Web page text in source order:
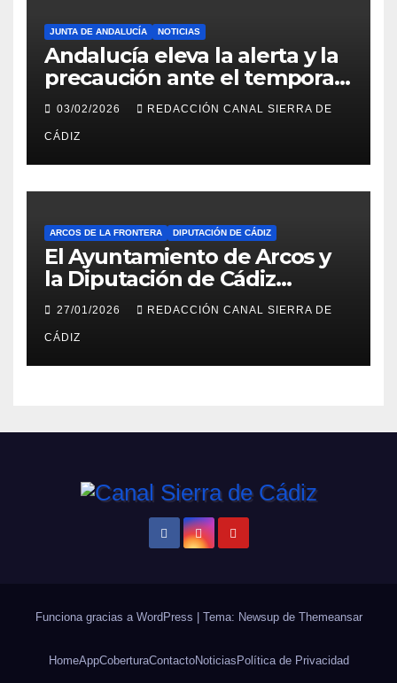
JUNTA DE ANDALUCÍA NOTICIAS
Andalucía eleva la alerta y la
precaución ante el temporal:
colegios cerrados y la UME en
preaviso
03/02/2026 REDACCIÓN CANAL SIERRA DE
CÁDIZ
ARCOS DE LA FRONTERA DIPUTACIÓN DE CÁDIZ
El Ayuntamiento de Arcos y
la Diputación de Cádiz
impulsan la rehabilitación del
edificio anexo al Castillo con
la redacción del proyecto
27/01/2026 REDACCIÓN CANAL SIERRA DE
CÁDIZ
Funciona gracias a WordPress Tema: Newsup de Themeansar
HomeAppCoberturaContactoNoticiasPolítica de Privacidad